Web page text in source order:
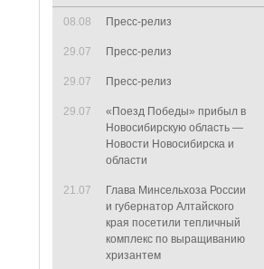
08.08 Пресс-релиз
29.07 Пресс-релиз
29.07 Пресс-релиз
29.07
«Поезд Победы» прибыл в
Новосибирскую область —
Новости Новосибирска и
области
21.07
Глава Минсельхоза России
и губернатор Алтайского
края посетили тепличный
комплекс по выращиванию
хризантем